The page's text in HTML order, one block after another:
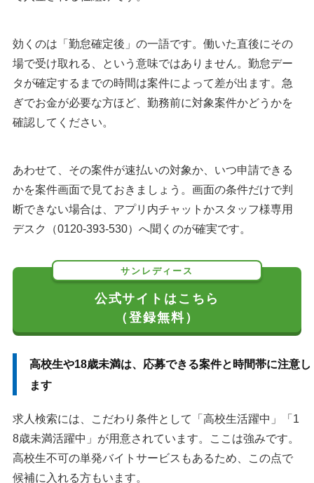
効くのは「勤怠確定後」の一語です。働いた直後にその
場で受け取れる、という意味ではありません。勤怠デー
タが確定するまでの時間は案件によって差が出ます。急
ぎでお金が必要な方ほど、勤務前に対象案件かどうかを
確認してください。
あわせて、その案件が速払いの対象か、いつ申請できる
かを案件画面で見ておきましょう。画面の条件だけで判
断できない場合は、アプリ内チャットかスタッフ様専用
デスク（0120-393-530）へ聞くのが確実です。
サンレディース
公式サイトはこちら
（登録無料）
高校生や18歳未満は、応募できる案件と時間帯に注意し
ます
求人検索には、こだわり条件として「高校生活躍中」「1
8歳未満活躍中」が用意されています。ここは強みです。
高校生不可の単発バイトサービスもあるため、この点で
候補に入れる方もいます。